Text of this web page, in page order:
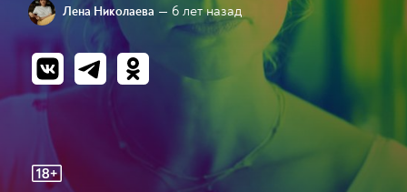
Лена Николаева — 6 лет назад